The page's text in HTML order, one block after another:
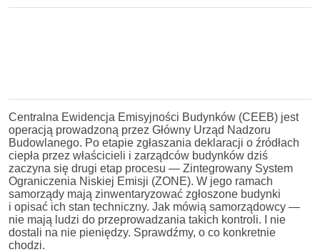
Centralna Ewidencja Emisyjności Budynków (CEEB) jest
operacją prowadzoną przez Główny Urząd Nadzoru
Budowlanego. Po etapie zgłaszania deklaracji o źródłach
ciepła przez właścicieli i zarządców budynków dziś
zaczyna się drugi etap procesu — Zintegrowany System
Ograniczenia Niskiej Emisji (ZONE). W jego ramach
samorządy mają zinwentaryzować zgłoszone budynki
i opisać ich stan techniczny. Jak mówią samorządowcy —
nie mają ludzi do przeprowadzania takich kontroli. I nie
dostali na nie pieniędzy. Sprawdźmy, o co konkretnie
chodzi.